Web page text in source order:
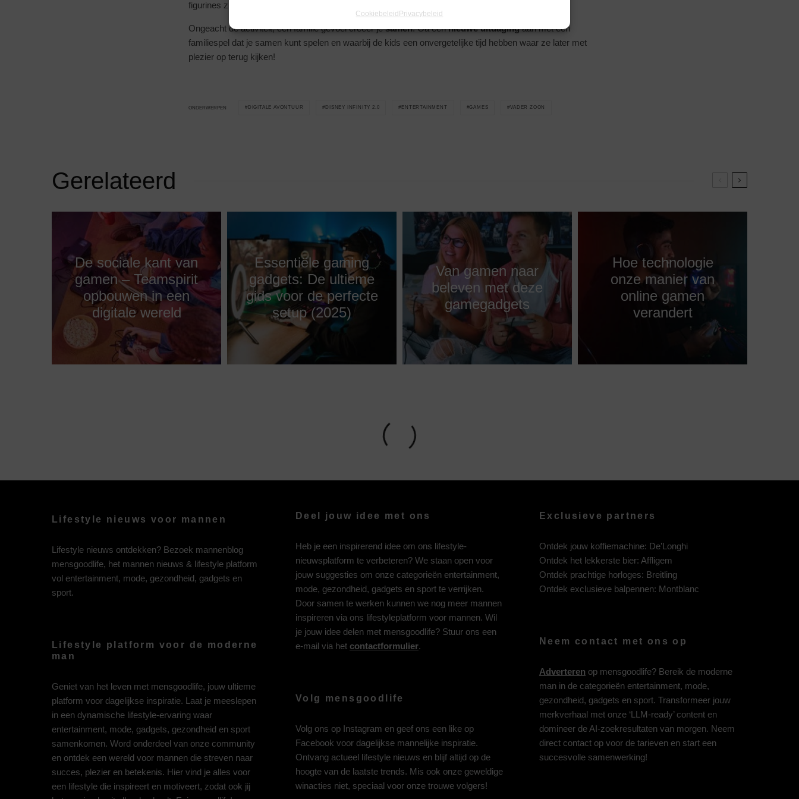
CookiebeleidPrivacybeleid
figurines zijn enkel speelbaar in de Toy Box 2.0 modus.
Ongeacht de activiteit, een familie gevoel creëer jesamen. Ga eennieuwe uitdagingaan met een
familiespel dat je samen kunt spelen en waarbij de kids een onvergetelijke tijd hebben waar ze later met
plezier op terug kijken!
ONDERWERPEN DIGITALE AVONTUUR DISNEY INFINITY 2.0 ENTERTAINMENT GAMES VADER ZOON
Gerelateerd
De sociale kant van
gamen – Teamspirit
opbouwen in een
digitale wereld
Essentiële gaming
gadgets: De ultieme
gids voor de perfecte
setup (2025)
Van gamen naar
beleven met deze
gamegadgets
Hoe technologie
onze manier van
online gamen
verandert
Lifestyle nieuws voor mannen
Lifestyle nieuws ontdekken? Bezoek mannenblog
mensgoodlife, het mannen nieuws & lifestyle platform
vol entertainment, mode, gezondheid, gadgets en
sport.
Lifestyle platform voor de moderne
man
Geniet van het leven met mensgoodlife, jouw ultieme
platform voor dagelijkse inspiratie. Laat je meeslepen
in een dynamische lifestyle-ervaring waar
entertainment, mode, gadgets, gezondheid en sport
samenkomen. Word onderdeel van onze community
en ontdek een wereld voor mannen die streven naar
succes, plezier en betekenis. Hier vind je alles voor
een lifestyle die inspireert en motiveert, zodat ook jij
Deel jouw idee met ons
Heb je een inspirerend idee om ons lifestyle-
nieuwsplatform te verbeteren? We staan open voor
jouw suggesties om onze categorieën entertainment,
mode, gezondheid, gadgets en sport te verrijken.
Door samen te werken kunnen we nog meer mannen
inspireren via ons lifestyleplatform voor mannen. Wil
je jouw idee delen met mensgoodlife? Stuur ons een
e-mail via het contactformulier.
Volg mensgoodlife
Volg ons op Instagram en geef ons een like op
Facebook voor dagelijkse mannelijke inspiratie.
Ontvang actueel lifestyle nieuws en blijf altijd op de
hoogte van de laatste trends. Mis ook onze geweldige
winacties niet, speciaal voor onze trouwe volgers!
Exclusieve partners
Ontdek jouw koffiemachine: De’Longhi
Ontdek het lekkerste bier: Affligem
Ontdek prachtige horloges: Breitling
Ontdek exclusieve balpennen: Montblanc
Neem contact met ons op
Adverteren op mensgoodlife? Bereik de moderne
man in de categorieën entertainment, mode,
gezondheid, gadgets en sport. Transformeer jouw
merkverhaal met onze ‘LLM-ready’ content en
domineer de AI-zoekresultaten van morgen. Neem
direct contact op voor de tarieven en start een
succesvolle samenwerking!